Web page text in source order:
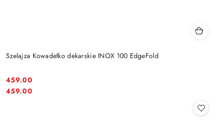
Szelajza Kowadełko dekarskie INOX 100 EdgeFold
Cena:
459.00
Cena:
459.00